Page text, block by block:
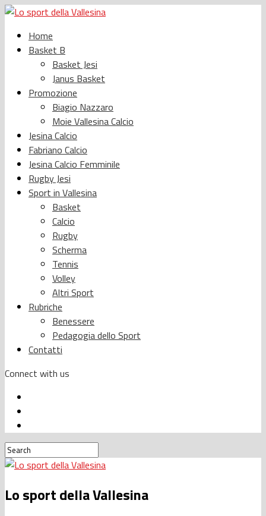
Home
Basket B
Basket Jesi
Janus Basket
Promozione
Biagio Nazzaro
Moie Vallesina Calcio
Jesina Calcio
Fabriano Calcio
Jesina Calcio Femminile
Rugby Jesi
Sport in Vallesina
Basket
Calcio
Rugby
Scherma
Tennis
Volley
Altri Sport
Rubriche
Benessere
Pedagogia dello Sport
Contatti
Connect with us
Lo sport della Vallesina